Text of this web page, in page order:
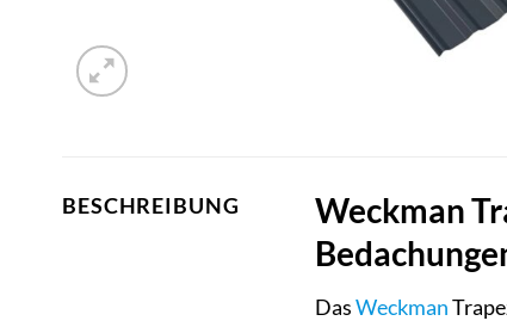
BESCHREIBUNG
Weckman
DasWeckman